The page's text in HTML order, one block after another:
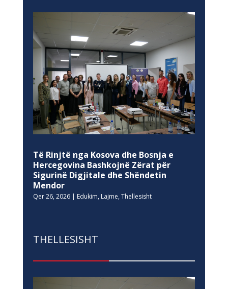
Të Rinjtë nga Kosova dhe Bosnja e
Hercegovina Bashkojnë Zërat për
Sigurinë Digjitale dhe Shëndetin
Mendor
Qer 26, 2026| Edukim, Lajme, Thellesisht
THELLESISHT